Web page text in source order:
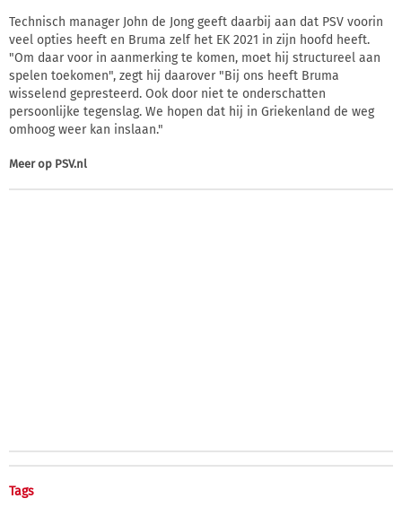
Technisch manager John de Jong geeft daarbij aan dat PSV voorin
veel opties heeft en Bruma zelf het EK 2021 in zijn hoofd heeft.
"Om daar voor in aanmerking te komen, moet hij structureel aan
spelen toekomen", zegt hij daarover "Bij ons heeft Bruma
wisselend gepresteerd. Ook door niet te onderschatten
persoonlijke tegenslag. We hopen dat hij in Griekenland de weg
omhoog weer kan inslaan."
Meer op PSV.nl
Tags